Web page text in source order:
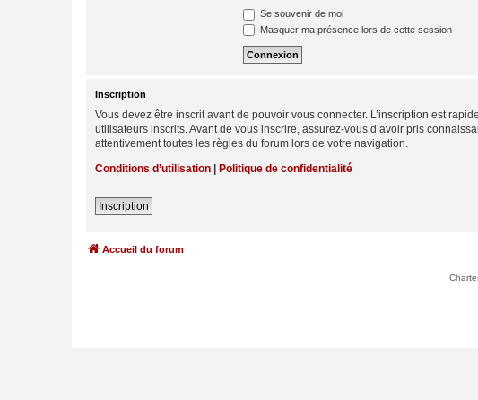
Se souvenir de moi
Masquer ma présence lors de cette session
Inscription
Vous devez être inscrit avant de pouvoir vous connecter. L’inscription est
utilisateurs inscrits. Avant de vous inscrire, assurez-vous d’avoir pris
attentivement toutes les règles du forum lors de votre navigation.
Conditions d’utilisation | Politique de confidentialité
Inscription
Accueil du forum